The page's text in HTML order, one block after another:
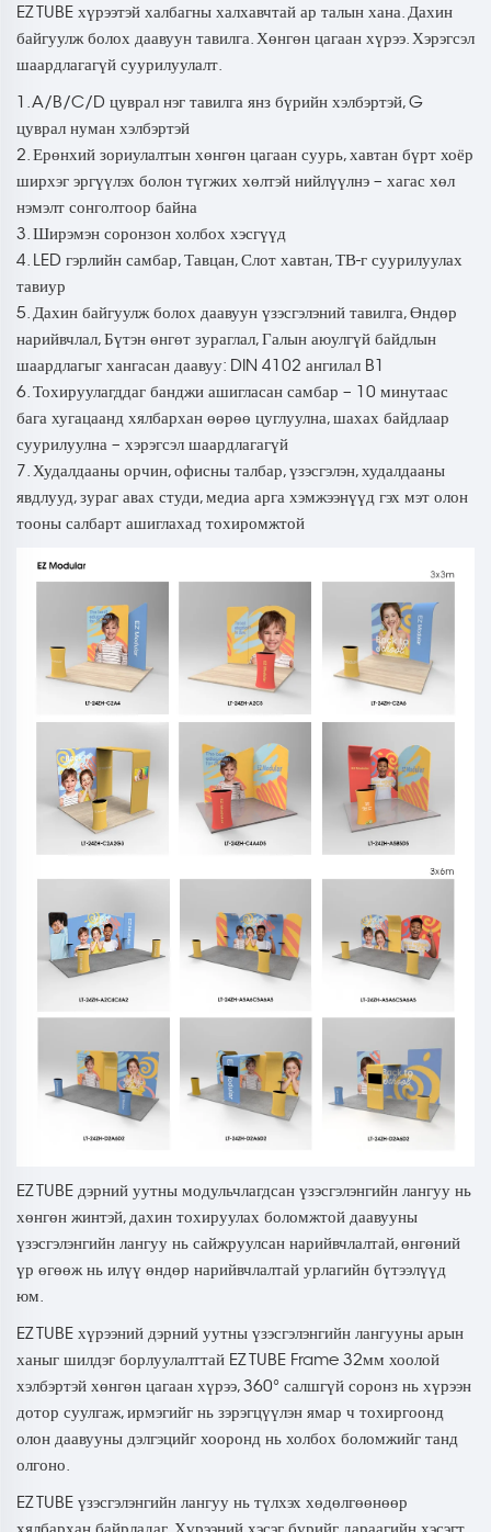
EZ TUBE хүрээтэй халбагны халхавчтай ар талын хана. Дахин
байгуулж болох даавуун тавилга. Хөнгөн цагаан хүрээ. Хэрэгсэл
шаардлагагүй суурилуулалт.
1. A/B/C/D цуврал нэг тавилга янз бүрийн хэлбэртэй, G
цуврал нуман хэлбэртэй
2. Ерөнхий зориулалтын хөнгөн цагаан суурь, хавтан бүрт хоёр
ширхэг эргүүлэх болон түгжих хөлтэй нийлүүлнэ – хагас хөл
нэмэлт сонголтоор байна
3. Ширэмэн соронзон холбох хэсгүүд
4. LED гэрлийн самбар, Тавцан, Слот хавтан, ТВ-г суурилуулах
тавиур
5. Дахин байгуулж болох даавуун үзэсгэлэний тавилга, Өндөр
нарийвчлал, Бүтэн өнгөт зураглал, Галын аюулгүй байдлын
шаардлагыг хангасан даавуу: DIN 4102 ангилал B1
6. Тохируулагддаг банджи ашигласан самбар – 10 минутаас
бага хугацаанд хялбархан өөрөө цуглуулна, шахах байдлаар
суурилуулна – хэрэгсэл шаардлагагүй
7. Худалдааны орчин, офисны талбар, үзэсгэлэн, худалдааны
явдлууд, зураг авах студи, медиа арга хэмжээнүүд гэх мэт олон
тооны салбарт ашиглахад тохиромжтой
EZ TUBE дэрний уутны модульчлагдсан үзэсгэлэнгийн лангуу нь
хөнгөн жинтэй, дахин тохируулах боломжтой даавууны
үзэсгэлэнгийн лангуу нь сайжруулсан нарийвчлалтай, өнгөний
үр өгөөж нь илүү өндөр нарийвчлалтай урлагийн бүтээлүүд
юм.
EZ TUBE хүрээний дэрний уутны үзэсгэлэнгийн лангууны арын
ханыг шилдэг борлуулалттай EZ TUBE Frame 32мм хоолой
хэлбэртэй хөнгөн цагаан хүрээ, 360° салшгүй соронз нь хүрээн
дотор суулгаж, ирмэгийг нь зэрэгцүүлэн ямар ч тохиргоонд
олон даавууны дэлгэцийг хооронд нь холбох боломжийг танд
олгоно.
EZ TUBE үзэсгэлэнгийн лангуу нь түлхэх хөдөлгөөнөөр